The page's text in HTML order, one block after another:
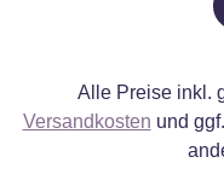
Alle Preise inkl.
Versandkosten und